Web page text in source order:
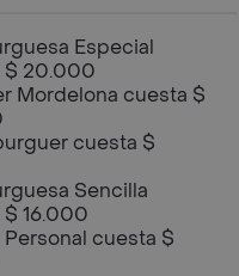
Especial
$ 20.000
Mordelona cuesta $
cuesta $
Sencilla
16.000
Personal cuesta $